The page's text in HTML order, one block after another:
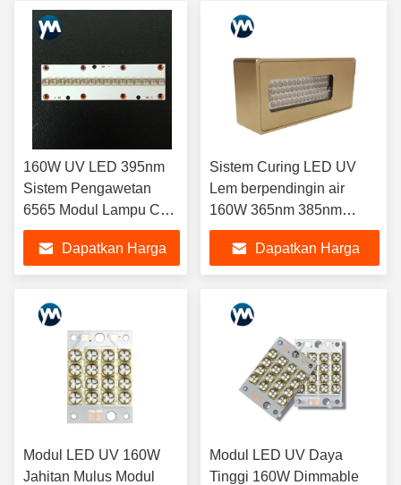
160W UV LED 395nm
Sistem Pengawetan
6565 Modul Lampu Chip
Impor Lensa Kuarsa
untuk Mesin Cetak
Layar Lapisan Kaca
Dapatkan Harga
Sistem Curing LED UV
Lem berpendingin air
160W 365nm 385nm
395nm 405nm
Dapatkan Harga
Modul LED UV 160W
Jahitan Mulus Modul
Modul LED UV Daya
Tinggi 160W Dimmable